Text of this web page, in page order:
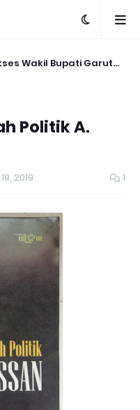
Wakil Bupati Garut
Politik A.
2019 1